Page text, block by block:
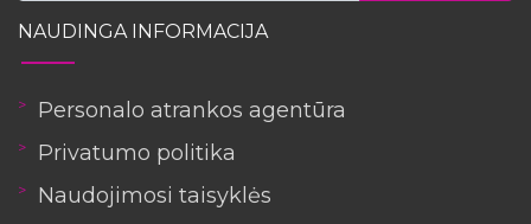
NAUDINGA INFORMACIJA
Personalo atrankos agentūra
Privatumo politika
Naudojimosi taisyklės